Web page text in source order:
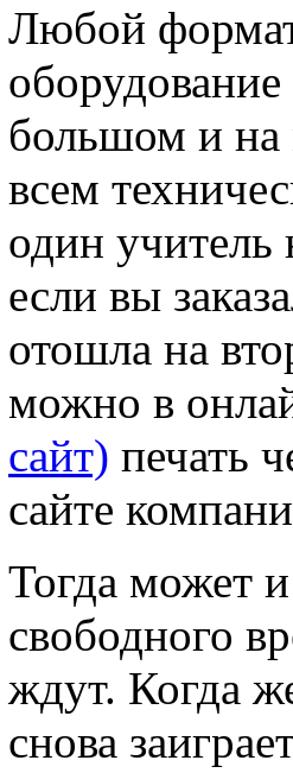
Любой
оборудование
большом и на
всем
один учитель
если вы
отошла на
можно в
сайт) печать
сайте
Тогда может
свободного
ждут. Когда
снова